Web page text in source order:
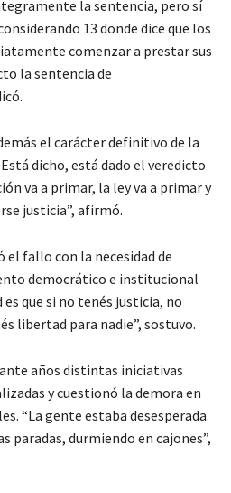
la sentencia, pero sí
13 donde dice que los
comenzar a prestar sus
la sentencia de
el carácter definitivo de la
dicho, está dado el veredicto
va a primar, la ley va a primar y
justicia”, afirmó.
fallo con la necesidad de
democrático e institucional
es que si no tenés justicia, no
libertad para nadie”, sostuvo.
años distintas iniciativas
y cuestionó la demora en
“La gente estaba desesperada.
paradas, durmiendo en cajones”,